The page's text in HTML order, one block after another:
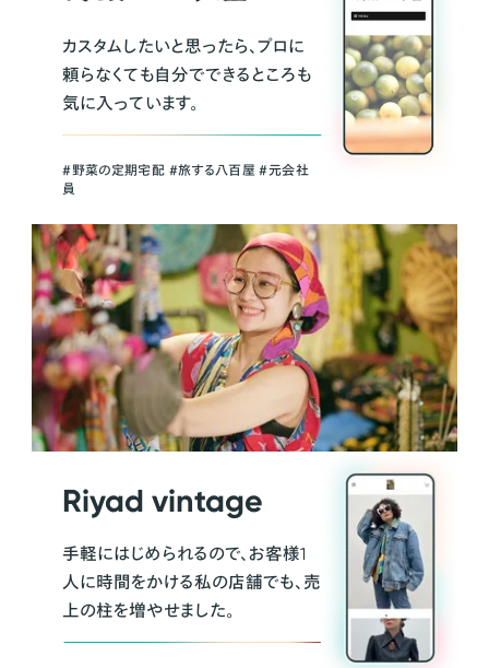
カスタムしたいと思ったら、プロに
頼らなくても自分でできるところも
気に入っています。
＃野菜の定期宅配 ＃旅する八百屋 ＃元会社
員
Riyad vintage
手軽にはじめられるので、お客様1
人に時間をかける私の店舗でも、売
上の柱を増やせました。